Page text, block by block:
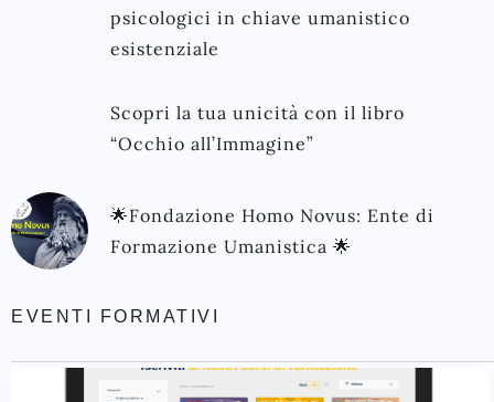
psicologici in chiave umanistico
esistenziale
Scopri la tua unicità con il libro
“Occhio all’Immagine”
🌟Fondazione Homo Novus: Ente di
Formazione Umanistica 🌟
EVENTI FORMATIVI